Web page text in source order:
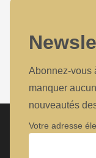
Abonnez-vous
manquer
nouveautés
Votre adresse